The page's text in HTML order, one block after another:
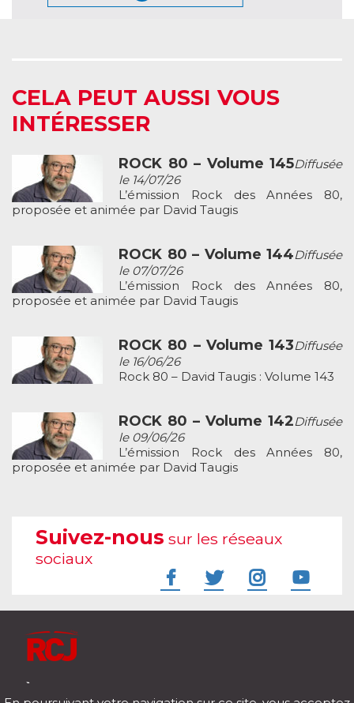
CELA PEUT AUSSI VOUS
INTÉRESSER
ROCK 80 – Volume 145Diffusée
le 14/07/26
L’émission Rock des Années 80,
proposée et animée par David Taugis
ROCK 80 – Volume 144Diffusée
le 07/07/26
L’émission Rock des Années 80,
proposée et animée par David Taugis
ROCK 80 – Volume 143Diffusée
le 16/06/26
Rock 80 – David Taugis : Volume 143
ROCK 80 – Volume 142Diffusée
le 09/06/26
L’émission Rock des Années 80,
proposée et animée par David Taugis
Suivez-nous sur les réseaux
sociaux